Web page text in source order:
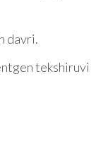
davri.
tekshiruvi